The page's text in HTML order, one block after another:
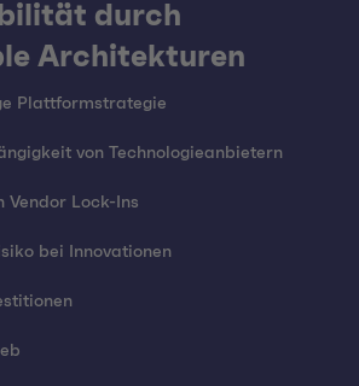
durch
Architekturen
Plattformstrategie
von Technologieanbietern
Vendor Lock-Ins
bei Innovationen